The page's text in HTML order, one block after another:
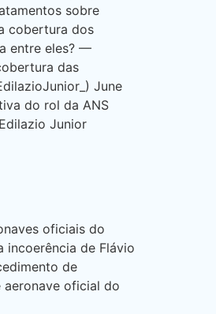
sobre
cobertura dos
entre eles? —
das
June
do rol da ANS
Junior
oficiais do
incoerência de Flávio
de
oficial do